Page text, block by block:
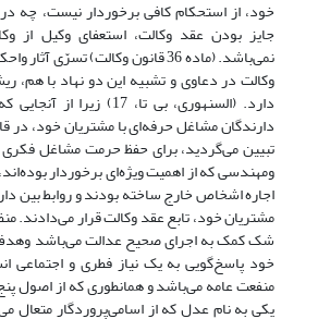
خود، از استحکام کافی برخوردار نیست، چه
جایز بودن عقد وکالت، استعفای وکیل از
نمی‌باشد. (ماده 36 قانون وکالت) تسرّی
وکالت در دعاوی و تشبیه این دو نهاد با هم،
دارد. (السنهوری، بی تا، 17)
دارندگان مشاغل حرفه‌ای با مشتریان خود، در
تبیین می‌گردید، برای حفظ حرمت مشاغل
ومهندسی که از اهمیت ویژه‌ای برخوردار
اجاره اشخاص خارج ساخته بودند و روابط بین
مشتریان خود، تابع عقد وکالت قرار می‌دادند.
شک کمک به اجرای صحیح عدالت می‌باشد وهدف
خود پاسخ‌گویی به یک نیاز فطری و اجتماعی
منفعت عامه می‌باشد و همانطوری که از اصول